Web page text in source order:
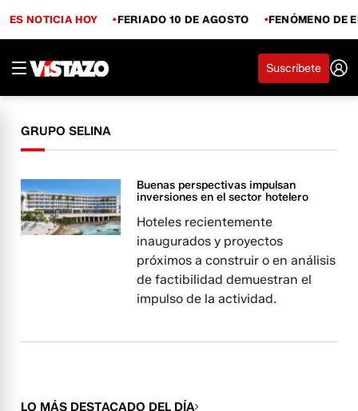
ES NOTICIA HOY FERIADO 10 DE AGOSTO FENÓMENO DE
Suscríbete
GRUPO SELINA
Buenas perspectivas impulsan
inversiones en el sector hotelero
Hoteles recientemente
inaugurados y proyectos
próximos a construir o en análisis
de factibilidad demuestran el
impulso de la actividad.
LO MÁS DESTACADO DEL DÍA